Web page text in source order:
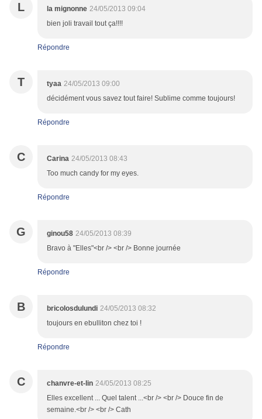
L la mignonne 24/05/2013 09:04
bien joli travail tout ça!!!!
Répondre
T tyaa 24/05/2013 09:00
décidément vous savez tout faire! Sublime comme toujours!
Répondre
C Carina 24/05/2013 08:43
Too much candy for my eyes.
Répondre
G ginou58 24/05/2013 08:39
Bravo à "Elles"<br /> <br /> Bonne journée
Répondre
B bricolosdulundi 24/05/2013 08:32
toujours en ebulliton chez toi !
Répondre
C chanvre-et-lin 24/05/2013 08:25
Elles excellent ... Quel talent ...<br /> <br /> Douce fin de
semaine.<br /> <br /> Cath